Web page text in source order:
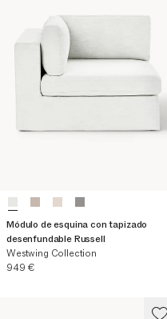
Módulo de esquina con tapizado
desenfundable Russell
Westwing Collection
Precio actual
949 €